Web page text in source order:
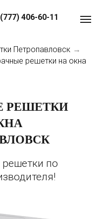
406-60-11
Петропавловск →
решетки на окна
по
РЕШЕТКИ